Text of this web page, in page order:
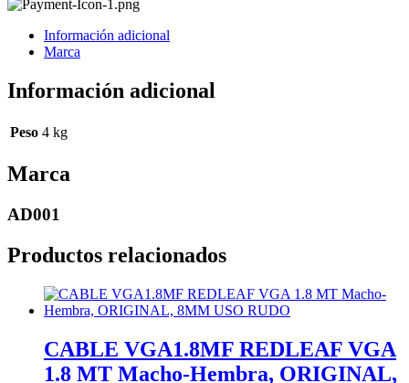
Información adicional
Marca
Información adicional
Peso 4 kg
Marca
AD001
Productos relacionados
CABLE VGA1.8MF REDLEAF VGA
1.8 MT Macho-Hembra, ORIGINAL,